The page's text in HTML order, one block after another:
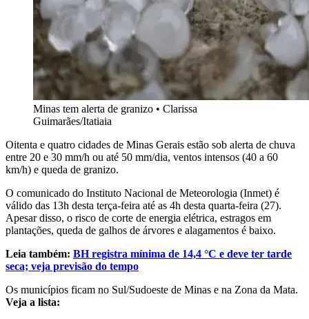
Minas tem alerta de granizo • Clarissa
Guimarães/Itatiaia
Oitenta e quatro cidades de Minas Gerais estão sob alerta de chuva
entre 20 e 30 mm/h ou até 50 mm/dia, ventos intensos (40 a 60
km/h) e queda de granizo.
O comunicado do Instituto Nacional de Meteorologia (Inmet) é
válido das 13h desta terça-feira até as 4h desta quarta-feira (27).
Apesar disso, o risco de corte de energia elétrica, estragos em
plantações, queda de galhos de árvores e alagamentos é baixo.
Leia também: BH registra mínima de 14,4 °C e deve ter tarde
seca; veja previsão do tempo
Os municípios ficam no Sul/Sudoeste de Minas e na Zona da Mata.
Veja a lista: